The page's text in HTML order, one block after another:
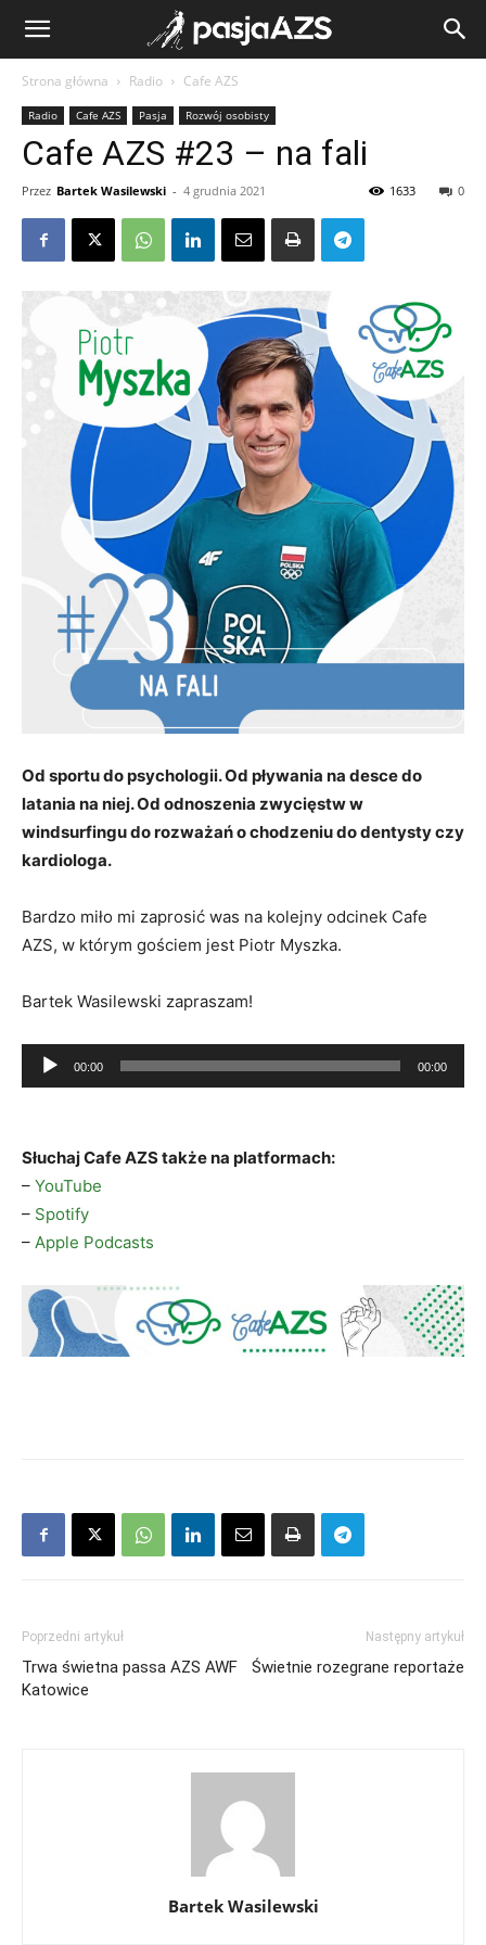
Strona główna Radio Cafe AZS
Radio Cafe AZS Pasja Rozwój osobisty
Cafe AZS #23 – na fali
Przez Bartek Wasilewski - 4 grudnia 2021 0
1633
Od sportu do psychologii. Od pływania na desce do
latania na niej. Od odnoszenia zwycięstw w
windsurfingu do rozważań o chodzeniu do dentysty czy
kardiologa.
Bardzo miło mi zaprosić was na kolejny odcinek Cafe
AZS, w którym gościem jest Piotr Myszka.
Bartek Wasilewski zapraszam!
Odtwarzacz
plików
00:00 00:00
Słuchaj Cafe AZS także na platformach:
– YouTube
– Spotify
– Apple Podcasts
Poprzedni artykuł
Trwa świetna passa AZS AWF
Katowice
Następny artykuł
Świetnie rozegrane reportaże
Bartek Wasilewski